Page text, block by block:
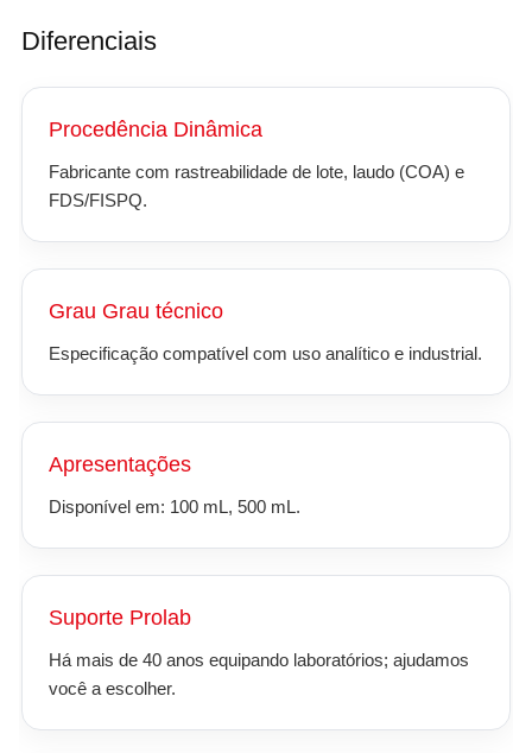
Diferenciais
Procedência Dinâmica
Fabricante com rastreabilidade de lote, laudo (COA) e
FDS/FISPQ.
Grau Grau técnico
Especificação compatível com uso analítico e industrial.
Apresentações
Disponível em: 100 mL, 500 mL.
Suporte Prolab
Há mais de 40 anos equipando laboratórios; ajudamos
você a escolher.